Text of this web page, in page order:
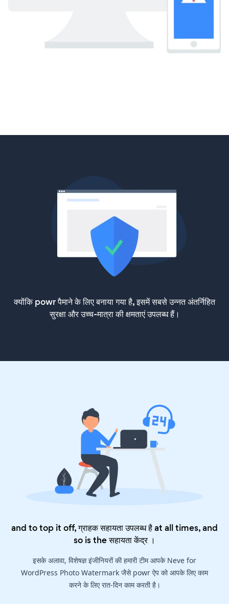
क्योंकि powr पैमाने के लिए बनाया गया है, इसमें सबसे उन्नत अंतर्निहित
सुरक्षा और उच्च-मात्रा की क्षमताएं उपलब्ध हैं।
and to top it off, ग्राहक सहायता उपलब्ध है at all times, and
so is theसहायता केंद्र।
इसके अलावा, विशेषज्ञ इंजीनियरों की हमारी टीम आपके Neve for
WordPress Photo Watermark जैसे powr ऐप को आपके लिए काम
करने के लिए रात-दिन काम करती है।